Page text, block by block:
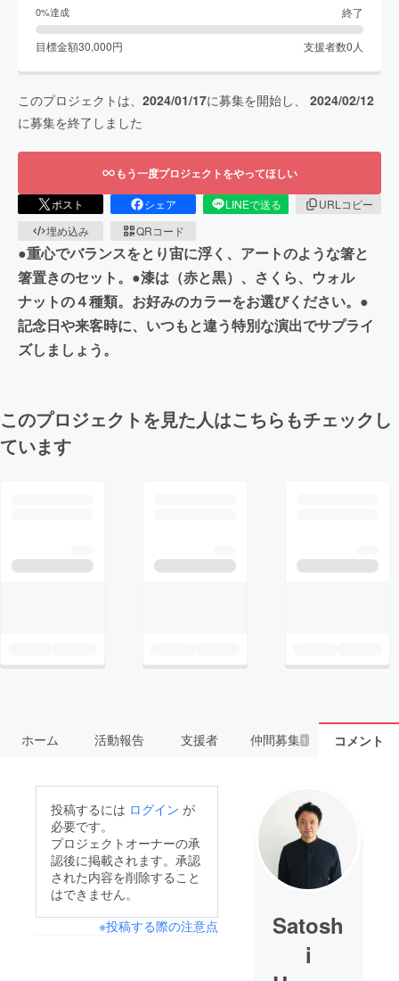
0%達成 終了
目標金額30,000円 支援者数0 人
このプロジェクトは、 2024/01/17に募集を開始し、 2024/02/12
に募集を終了しました
もう一度プロジェクトをやってほしい
ポスト シェア LINEで送る
URLコピー
埋め込み
QRコード
●重心でバランスをとり宙に浮く、アートのような箸と
箸置きのセット。●漆は（赤と黒）、さくら、ウォル
ナットの４種類。お好みのカラーをお選びください。●
記念日や来客時に、いつもと違う特別な演出でサプライ
ズしましょう。
このプロジェクトを見た人はこちらもチェックし
ています
ホーム 活動報告 支援者 仲間募集 1 コメント
投稿するには ログイン が
必要です。
プロジェクトオーナーの承
認後に掲載されます。承認
された内容を削除すること
はできません。
※投稿する際の注意点
Satosh
i